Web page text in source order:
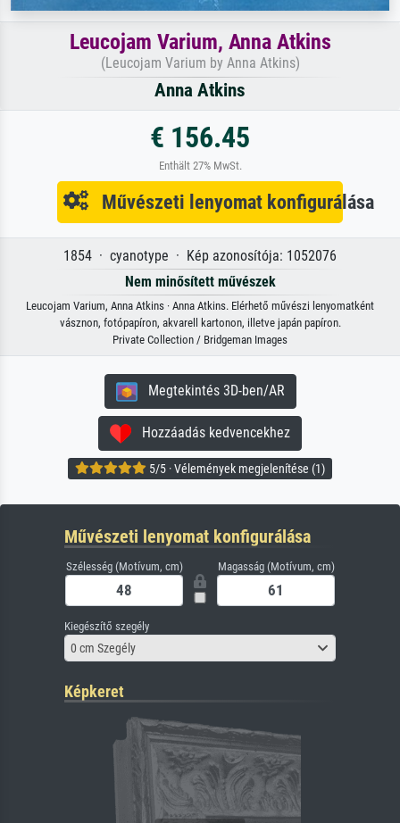
Leucojam Varium, Anna Atkins
(Leucojam Varium by Anna Atkins)
Anna Atkins
€ 156.45
Enthält 27% MwSt.
Művészeti lenyomat konfigurálása
1854 · cyanotype · Kép azonosítója: 1052076
Nem minősített művészek
Leucojam Varium, Anna Atkins · Anna Atkins. Elérhető művészi lenyomatként
vásznon, fotópapíron, akvarell kartonon, illetve japán papíron.
Private Collection / Bridgeman Images
Megtekintés 3D-ben/AR
Hozzáadás kedvencekhez
5/5 · Vélemények megjelenítése (1)
Művészeti lenyomat konfigurálása
Szélesség (Motívum, cm) Magasság (Motívum, cm)
Kiegészítő szegély
0 cm Szegély
Képkeret